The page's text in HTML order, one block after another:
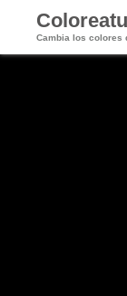
Cambia los colores